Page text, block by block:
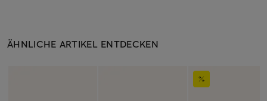
ÄHNLICHE ARTIKEL ENTDECKEN